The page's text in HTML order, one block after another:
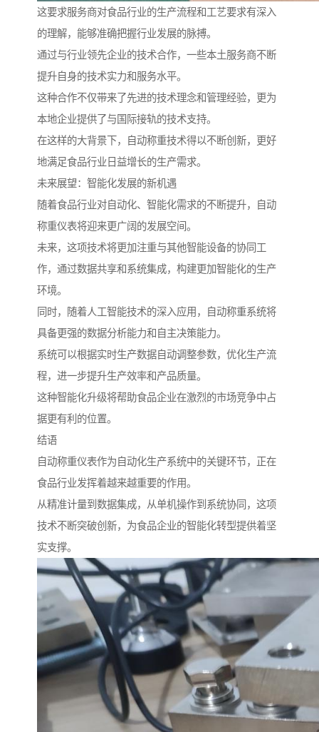
这要求服务商对食品行业的生产流程和工艺要求有深入
的理解，能够准确把握行业发展的脉搏。
通过与行业领先企业的技术合作，一些本土服务商不断
提升自身的技术实力和服务水平。
这种合作不仅带来了先进的技术理念和管理经验，更为
本地企业提供了与国际接轨的技术支持。
在这样的大背景下，自动称重技术得以不断创新，更好
地满足食品行业日益增长的生产需求。
未来展望：智能化发展的新机遇
随着食品行业对自动化、智能化需求的不断提升，自动
称重仪表将迎来更广阔的发展空间。
未来，这项技术将更加注重与其他智能设备的协同工
作，通过数据共享和系统集成，构建更加智能化的生产
环境。
同时，随着人工智能技术的深入应用，自动称重系统将
具备更强的数据分析能力和自主决策能力。
系统可以根据实时生产数据自动调整参数，优化生产流
程，进一步提升生产效率和产品质量。
这种智能化升级将帮助食品企业在激烈的市场竞争中占
据更有利的位置。
结语
自动称重仪表作为自动化生产系统中的关键环节，正在
食品行业发挥着越来越重要的作用。
从精准计量到数据集成，从单机操作到系统协同，这项
技术不断突破创新，为食品企业的智能化转型提供着坚
实支撑。